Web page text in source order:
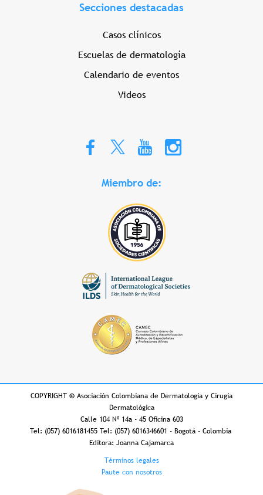
Secciones destacadas
Casos clínicos
Escuelas de dermatología
Calendario de eventos
Videos
Miembro de:
COPYRIGHT © Asociación Colombiana de Dermatología y Cirugía
Dermatológica
Calle 104 Nº 14a - 45 Oficina 603
Tel: (057) 6016181455 Tel: (057) 6016346601 - Bogotá - Colombia
Editora: Joanna Cajamarca
Términos legales
Paute con nosotros